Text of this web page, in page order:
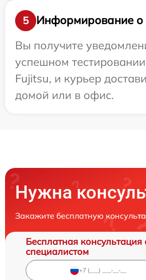
5
Информирование о
Вы получите
успешном
Fujitsu, и курьер
домой или в офис.
Нужна
Закажите бесплатную
Бесплатная консультация
специалистом